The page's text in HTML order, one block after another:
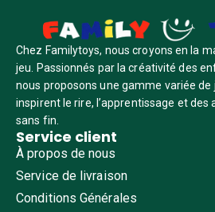
Chez Familytoys, nous croyons en la
jeu. Passionnés par la créativité des
nous proposons une gamme variée de
inspirent le rire, l’apprentissage et des
sans fin.
Service client
À propos de nous
Service de livraison
Conditions Générales